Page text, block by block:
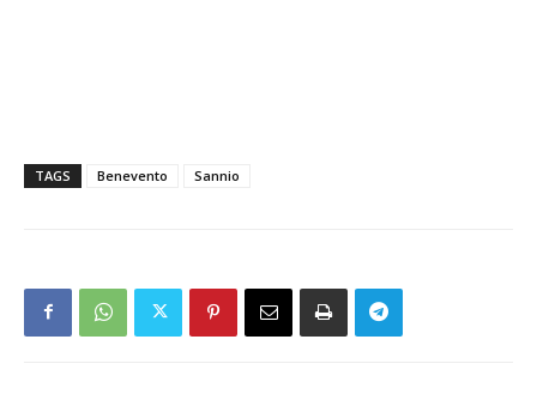
TAGS Benevento Sannio